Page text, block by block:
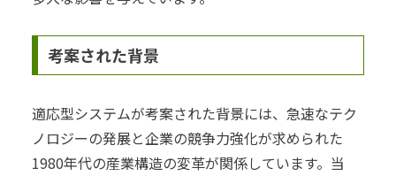
考案された背景
適応型システムが考案された背景には、急速なテク
ノロジーの発展と企業の競争力強化が求められた
1980年代の産業構造の変革が関係しています。当